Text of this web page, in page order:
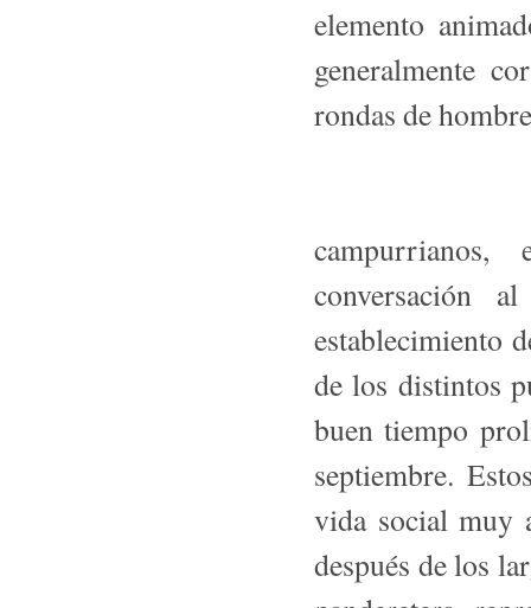
elemento
generalmente
rondas de
conversación
establecimiento
de los distintos
buen tiempo
septiembre.
vida social muy
después de los